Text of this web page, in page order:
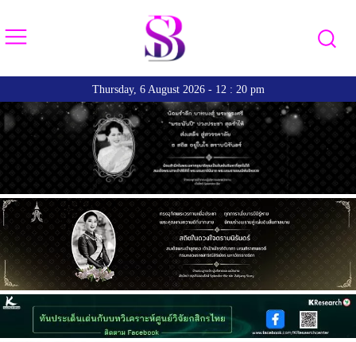
Thursday, 6 August 2026 - 12 : 20 pm